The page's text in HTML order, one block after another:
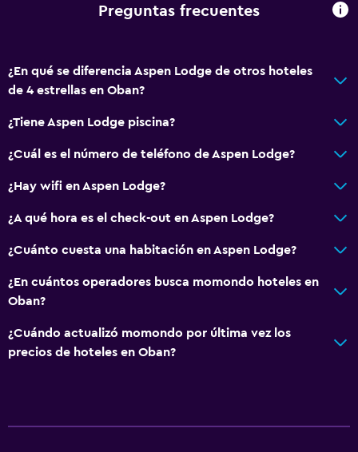
Preguntas frecuentes
¿En qué se diferencia Aspen Lodge de otros hoteles
de 4 estrellas en Oban?
¿Tiene Aspen Lodge piscina?
¿Cuál es el número de teléfono de Aspen Lodge?
¿Hay wifi en Aspen Lodge?
¿A qué hora es el check-out en Aspen Lodge?
¿Cuánto cuesta una habitación en Aspen Lodge?
¿En cuántos operadores busca momondo hoteles en
Oban?
¿Cuándo actualizó momondo por última vez los
precios de hoteles en Oban?